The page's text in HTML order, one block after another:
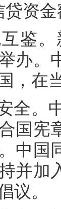
资
鉴
办。
，在
全。
国宪
中国
并加
议。